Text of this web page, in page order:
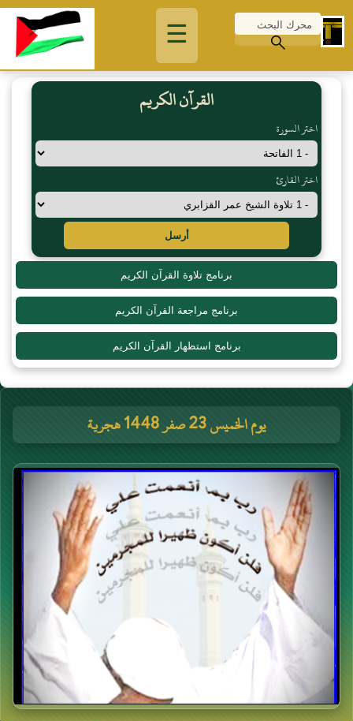
☰
القرآن الكريم
اختر السورة
اختر القارئ
أرسل
برنامج تلاوة القرآن الكريم
برنامج مراجعة القرآن الكريم
برنامج استظهار القرآن الكريم
يوم الخميس 23 صفر 1448 هجرية